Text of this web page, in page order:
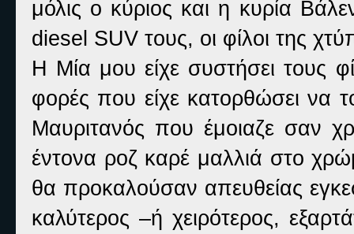
μόλις ο κύριος και η κυρία
diesel SUV τους, οι φίλοι της
Η Μία μου είχε συστήσει τους
φορές που είχε κατορθώσει να
Μαυριτανός που έμοιαζε σαν
έντονα ροζ καρέ μαλλιά στο
θα προκαλούσαν απευθείας
καλύτερος –ή χειρότερος,